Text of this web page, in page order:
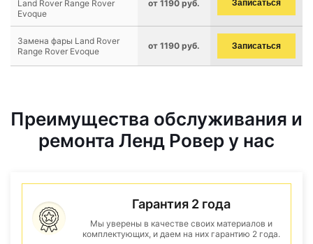
Land Rover Range Rover
Evoque
от 1190 руб. Записаться
Замена фары Land Rover
Range Rover Evoque
от 1190 руб. Записаться
Преимущества обслуживания и
ремонта Ленд Ровер у нас
Гарантия 2 года
Мы уверены в качестве своих материалов и
комплектующих, и даем на них гарантию 2 года.